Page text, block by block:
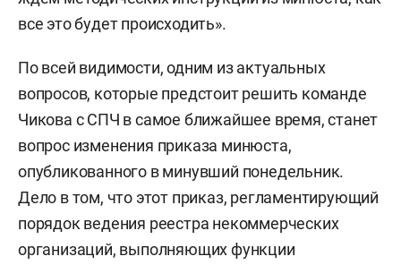
все это будет происходить».
По всей видимости, одним из актуальных
вопросов, которые предстоит решить команде
Чикова с СПЧ в самое ближайшее время, станет
вопрос изменения приказа минюста,
опубликованного в минувший понедельник.
Дело в том, что этот приказ, регламентирующий
порядок ведения реестра некоммерческих
организаций, выполняющих функции